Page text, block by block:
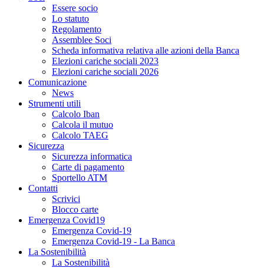
Essere socio
Lo statuto
Regolamento
Assemblee Soci
Scheda informativa relativa alle azioni della Banca
Elezioni cariche sociali 2023
Elezioni cariche sociali 2026
Comunicazione
News
Strumenti utili
Calcolo Iban
Calcola il mutuo
Calcolo TAEG
Sicurezza
Sicurezza informatica
Carte di pagamento
Sportello ATM
Contatti
Scrivici
Blocco carte
Emergenza Covid19
Emergenza Covid-19
Emergenza Covid-19 - La Banca
La Sostenibilità
La Sostenibilità